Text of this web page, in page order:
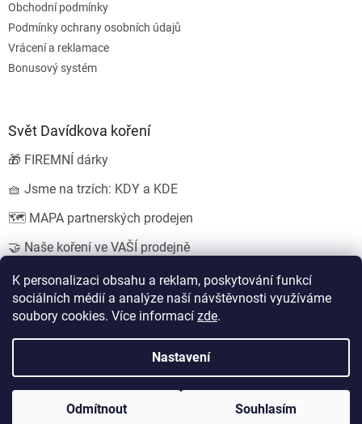
K personalizaci obsahu a reklam, poskytování funkcí
sociálních médií a analýze naší návštěvnosti využíváme
soubory cookies. Více informací zde.
Nastavení
Odmítnout Souhlasím
Obchodní podmínky
Podmínky ochrany osobních údajů
Vrácení a reklamace
Bonusový systém
Svět Davídkova koření
🎁 FIREMNÍ dárky
🧺 Jsme na trzích: KDY a KDE
🗺️ MAPA partnerských prodejen
🤝 Naše koření ve VAŠÍ prodejně
💍 SVATEBNÍ dárky
Koření od Davídka s.r.o.
vyhrazena.
Upravit nastavení cookies